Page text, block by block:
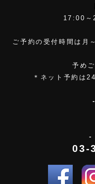
17:00
ご予約の受付時間は月
予め
＊ネット予約は
-
03-